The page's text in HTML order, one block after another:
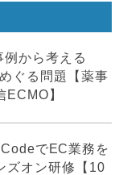
例から考える
ぐる問題【薬事
】
でEC業務を
ズオン研修【10